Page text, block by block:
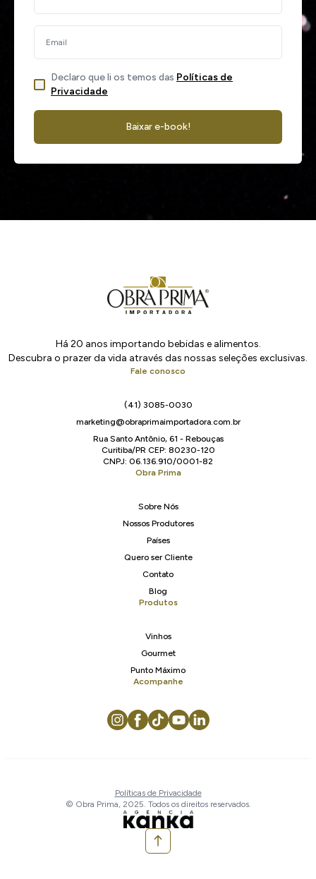
Declaro que li os temos das Políticas de
Privacidade
Baixar e-book!
Há 20 anos importando bebidas e alimentos.
Descubra o prazer da vida através das nossas seleções exclusivas.
Fale conosco
(41) 3085-0030
marketing@obraprimaimportadora.com.br
Rua Santo Antônio, 61 - Rebouças
Curitiba/PR CEP: 80230-120
CNPJ: 06.136.910/0001-82
Obra Prima
Sobre Nós
Nossos Produtores
Países
Quero ser Cliente
Contato
Blog
Produtos
Vinhos
Gourmet
Punto Máximo
Acompanhe
Políticas de Privacidade
© Obra Prima, 2025. Todos os direitos reservados.